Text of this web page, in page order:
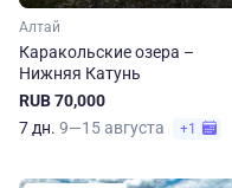
Алтай
Каракольские озера –
Нижняя Катунь
RUB 70,000
7 дн. 9—15 августа +1